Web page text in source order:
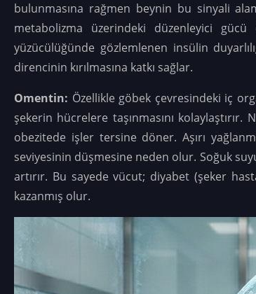
bulunmasına rağmen beynin bu sinyali
metabolizma üzerindeki düzenleyici
yüzücülüğünde gözlemlenen insülin
direncinin kırılmasına katkı sağlar.
Omentin: Özellikle göbek çevresindeki iç
şekerin hücrelere taşınmasını
obezitede işler tersine döner. Aşırı
seviyesinin düşmesine neden olur. Soğuk
artırır. Bu sayede vücut; diyabet (şeker
kazanmış olur.